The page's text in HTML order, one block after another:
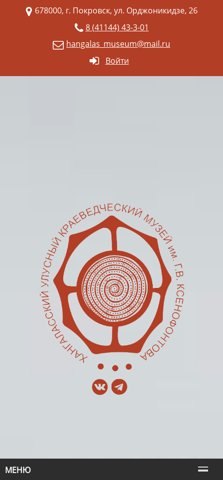
678000, г. Покровск, ул. Орджоникидзе, 26
8 (41144) 43-3-01
hangalas_museum@mail.ru
Войти
МЕНЮ